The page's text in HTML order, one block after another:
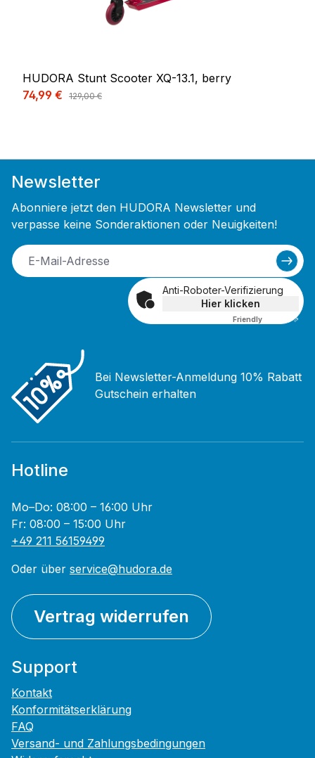
HUDORA Stunt Scooter XQ-13.1, berry
Verkaufspreis:
74,99 € Regulärer Preis:
129,00 €
Newsletter
Abonniere jetzt den HUDORA Newsletter und
verpasse keine Sonderaktionen oder Neuigkeiten!
Anti-Roboter-Verifizierung
Hier klicken
Friendly Captcha ⇗
Bei Newsletter-Anmeldung 10% Rabatt
Gutschein erhalten
Hotline
Mo–Do: 08:00 – 16:00 Uhr
Fr: 08:00 – 15:00 Uhr
+49 211 56159499
Oder über service@hudora.de
Vertrag widerrufen
Support
Kontakt
Konformitätserklärung
FAQ
Versand- und Zahlungsbedingungen